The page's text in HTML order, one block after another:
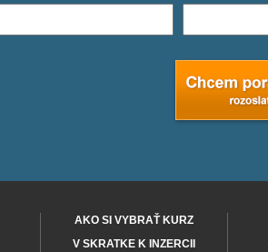
AKO SI VYBRAŤ KURZ
V SKRATKE K INZERCII